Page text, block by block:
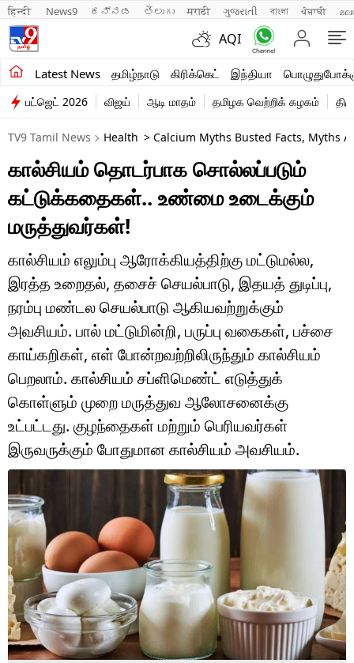
हिन्दी News9 ಕನ್ನಡ తెలుగు मराठी ગુજરાતી বাংলা ਪੰਜਾਬੀ
AQI
Latest News தமிழ்நாடு கிரிக்கெட் இந்தியா
சமீபத்திய செய்திகள்
தமிழ்நாடு
இந்தியா
உலகம்
விளையாட்டு
பொழுதுபோக்கு
லைஃப்ஸ்டைல்
வணிகம்
டெக்னாலஜி
ஆன்மீகம்
வைரல்
ஹெஃல்த்
ஷார்ட் வீடியோஸ்
வலை கதைகள்
போட்டோ கேலரி
பட்ஜெட் 2026 விஜய் ஆடி மாதம் தமிழக வெற்றிக் கழகம்
TV9 Tamil News Health > Calcium Myths Busted Facts, Myths
கால்சியம் தொடர்பாக சொல்லப்படும்
கட்டுக்கதைகள்.. உண்மை உடைக்கும்
மருத்துவர்கள்!
கால்சியம் எலும்பு ஆரோக்கியத்திற்கு மட்டுமல்ல,
இரத்த உறைதல், தசைச் செயல்பாடு, இதயத் துடிப்பு,
நரம்பு மண்டல செயல்பாடு ஆகியவற்றுக்கும்
அவசியம். பால் மட்டுமின்றி, பருப்பு வகைகள், பச்சை
காய்கறிகள், எள் போன்றவற்றிலிருந்தும் கால்சியம்
பெறலாம். கால்சியம் சப்ளிமெண்ட் எடுத்துக்
கொள்ளும் முறை மருத்துவ ஆலோசனைக்கு
உட்பட்டது. குழந்தைகள் மற்றும் பெரியவர்கள்
இருவருக்கும் போதுமான கால்சியம் அவசியம்.